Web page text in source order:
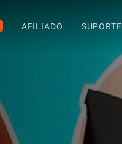
AFILIADO SUPORTE